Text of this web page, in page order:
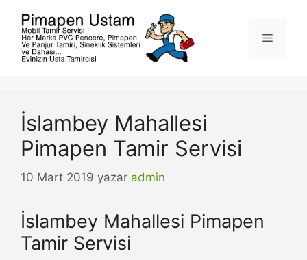
Menü
İslambey Mahallesi
Pimapen Tamir Servisi
10 Mart 2019 yazar admin
İslambey Mahallesi Pimapen
Tamir Servisi